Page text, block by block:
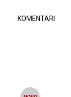
KOMENTARI